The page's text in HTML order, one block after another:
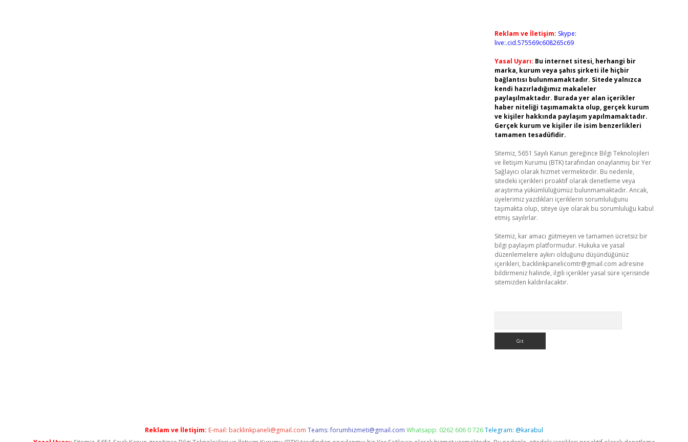
Reklam ve İletişim: Skype:
live:.cid.575569c608265c69
Yasal Uyarı: Bu internet sitesi, herhangi bir
marka, kurum veya şahıs şirketi ile hiçbir
bağlantısı bulunmamaktadır. Sitede yalnızca
kendi hazırladığımız makaleler
paylaşılmaktadır. Burada yer alan içerikler
haber niteliği taşımamakta olup, gerçek kurum
ve kişiler hakkında paylaşım yapılmamaktadır.
Gerçek kurum ve kişiler ile isim benzerlikleri
tamamen tesadüfidir.
Sitemiz, 5651 Sayılı Kanun gereğince Bilgi Teknolojileri
ve İletişim Kurumu (BTK) tarafından onaylanmış bir Yer
Sağlayıcı olarak hizmet vermektedir. Bu nedenle,
sitedeki içerikleri proaktif olarak denetleme veya
araştırma yükümlülüğümüz bulunmamaktadır. Ancak,
üyelerimiz yazdıkları içeriklerin sorumluluğunu
taşımakta olup, siteye üye olarak bu sorumluluğu kabul
etmiş sayılırlar.
Sitemiz, kar amacı gütmeyen ve tamamen ücretsiz bir
bilgi paylaşım platformudur. Hukuka ve yasal
düzenlemelere aykırı olduğunu düşündüğünüz
içerikleri, backlinkpanelicomtr@gmail.com adresine
bildirmeniz halinde, ilgili içerikler yasal süre içerisinde
sitemizden kaldırılacaktır.
Reklam ve İletişim: E-mail: backlinkpaneli@gmail.com Teams:forumhizmeti@gmail.com Whatsapp: 0262 606 0 726Telegram: @karabul